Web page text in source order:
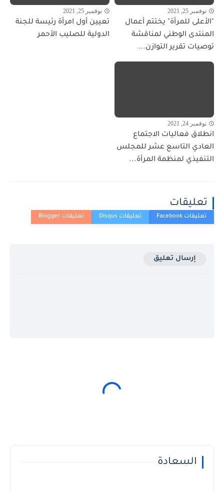
نوفمبر 25, 2021
"الأعلى للمرأة" يختتم أعمال
المنتدى الوطني لمناقشة
توصيات تقرير التوازن...
نوفمبر 25, 2021
تعيين أول امرأة رئيسة للجنة
الدولية للصليب الأحمر
نوفمبر 24, 2021
انطلاق فعاليات الاجتماع
العادي التاسع عشر للمجلس
التنفيذي لمنظمة المرأة...
تعليقات
إرسال تعليق
السعادة